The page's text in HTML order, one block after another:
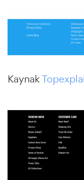
Kaynak